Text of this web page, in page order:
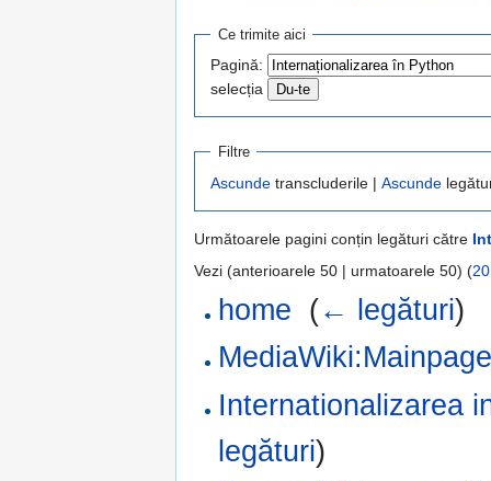
Ce trimite aici
Pagină:
selecția
Filtre
Ascunde transcluderile | Ascunde
Următoarele pagini conțin legături către
Vezi (anterioarele 50 | urmatoarele 50) (20
home (← legături)
Internationalizarea
legături)